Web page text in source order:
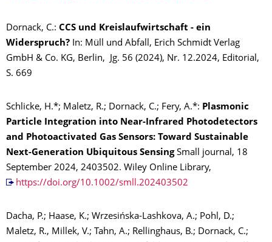
Dornack, C.: CCS und Kreislaufwirtschaft - ein
Widerspruch? In: Müll und Abfall, Erich Schmidt Verlag
GmbH & Co. KG, Berlin, Jg. 56 (2024), Nr. 12.2024, Editorial,
S. 669
Schlicke, H.*; Maletz, R.; Dornack, C.; Fery, A.*: Plasmonic
Particle Integration into Near-Infrared Photodetectors
and Photoactivated Gas Sensors: Toward Sustainable
Next-Generation Ubiquitous SensingSmall journal, 18
September 2024, 2403502. Wiley Online Library,
https://doi.org/10.1002/smll.202403502
Dacha, P.; Haase, K.; Wrzesińska-Lashkova, A.; Pohl, D.;
Maletz, R., Millek, V.; Tahn, A.; Rellinghaus, B.; Dornack, C.;